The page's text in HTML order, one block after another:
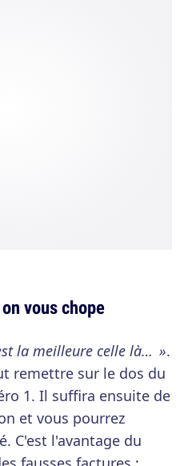
vous chope
la meilleure celle là… ».
remettre sur le dos du
1. Il suffira ensuite de
et vous pourrez
C'est l'avantage du